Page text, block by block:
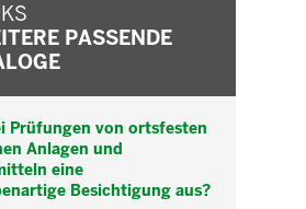
PASSENDE
Prüfungen von ortsfesten
Anlagen und
eine
Besichtigung aus?